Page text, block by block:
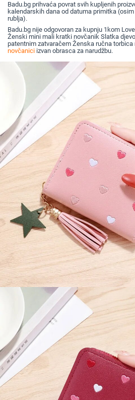
Badu.bg prihvaća povrat svih kupljenih
kalendarskih dana od datuma primitka
rublja).
Badu.bg nije odgovoran za kupnju 1kom
Ženski mini mali kratki novčanik Slatka
patentnim zatvaračem Ženska ručna torbica
novčanici izvan obrasca za narudžbu.